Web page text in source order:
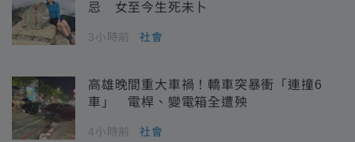
忌 女至今生死未卜
3小時前 社會
高雄晚間重大車禍！轎車突暴衝「連撞6
車」 電桿、變電箱全遭殃
4小時前 社會